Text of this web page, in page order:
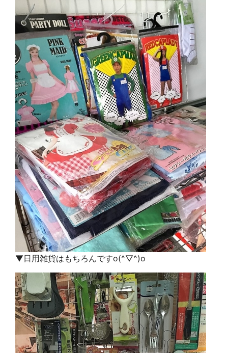
▼日用雑貨はもちろんですo(^▽^)o